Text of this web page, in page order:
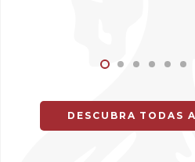
DESCUBRA TODAS